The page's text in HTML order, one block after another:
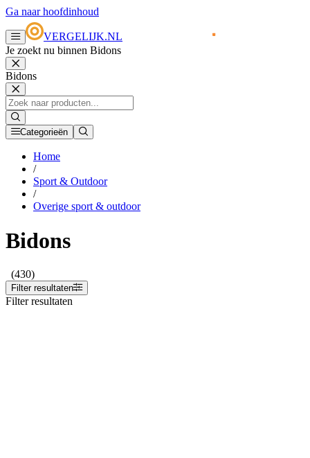
Ga naar hoofdinhoud
VERGELIJK.NL
Je zoekt nu binnen Bidons
Bidons
Categorieën
Home
/
Sport & Outdoor
/
Overige sport & outdoor
Bidons
(430)
Filter resultaten
Filter resultaten